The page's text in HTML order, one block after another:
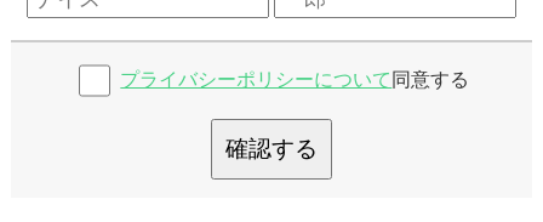
プライバシーポリシーについて 同意する
確認する